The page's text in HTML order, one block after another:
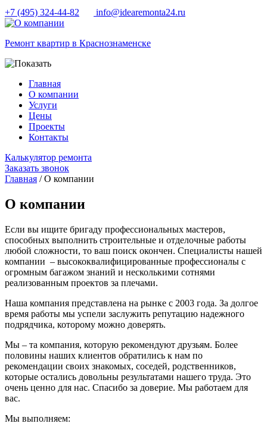
+7 (495) 324-44-82 info@idearemonta24.ru
Ремонт квартир в Краснознаменске
Главная
О компании
Услуги
Цены
Проекты
Контакты
Калькулятор ремонта
Заказать звонок
Главная / О компании
О компании
Если вы ищите бригаду профессиональных мастеров,
способных выполнить строительные и отделочные работы
любой сложности, то ваш поиск окончен. Специалисты нашей
компании – высококвалифицированные профессионалы с
огромным багажом знаний и несколькими сотнями
реализованным проектов за плечами.
Наша компания представлена на рынке с 2003 года. За долгое
время работы мы успели заслужить репутацию надежного
подрядчика, которому можно доверять.
Мы – та компания, которую рекомендуют друзьям. Более
половины наших клиентов обратились к нам по
рекомендации своих знакомых, соседей, родственников,
которые остались довольны результатами нашего труда. Это
очень ценно для нас. Спасибо за доверие. Мы работаем для
вас.
Мы выполняем: